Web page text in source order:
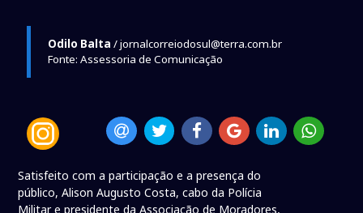
Odilo Balta / jornalcorreiodosul@terra.com.br
Fonte: Assessoria de Comunicação
Satisfeito com a participação e a presença do
público, Alison Augusto Costa, cabo da Polícia
Militar e presidente da Associação de Moradores,